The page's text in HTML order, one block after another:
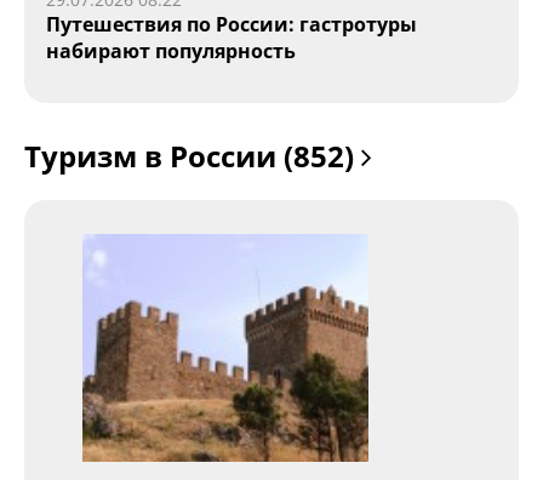
Путешествия по России: гастротуры
набирают популярность
Туризм в России (852)